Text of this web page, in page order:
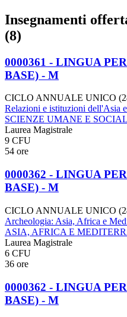
Insegnamenti
(8)
0000361 - LINGUA
BASE) - M
CICLO ANNUALE UNICO
Relazioni e istituzioni dell'Asia
SCIENZE UMANE E
Laurea Magistrale
9 CFU
54 ore
0000362 - LINGUA
BASE) - M
CICLO ANNUALE UNICO
Archeologia: Asia, Africa e
ASIA, AFRICA E
Laurea Magistrale
6 CFU
36 ore
0000362 - LINGUA
BASE) - M